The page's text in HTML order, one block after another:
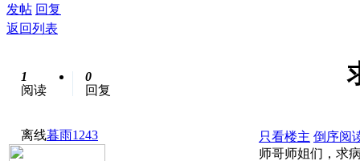
发帖 回复
返回列表
1
阅读
0
回复
离线暮雨1243 只看楼主 倒序阅
师哥师姐们，求